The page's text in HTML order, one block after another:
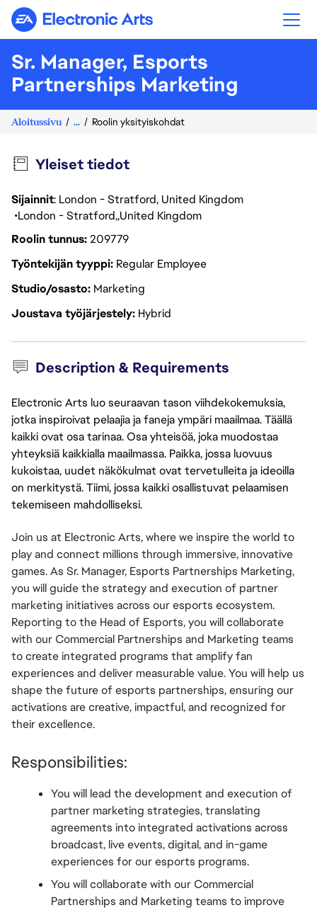
Electronic Arts
Sr. Manager, Esports
Partnerships Marketing
Aloitussivu ... Roolin yksityiskohdat
Yleiset tiedot
Sijainnit: London - Stratford, United Kingdom
London - Stratford United Kingdom
Roolin tunnus209779
Työntekijän tyyppi Regular Employee
Studio/osasto Marketing
Joustava työjärjestely Hybrid
Description & Requirements
Electronic Arts luo seuraavan tason viihdekokemuksia,
jotka inspiroivat pelaajia ja faneja ympäri maailmaa. Täällä
kaikki ovat osa tarinaa. Osa yhteisöä, joka muodostaa
yhteyksiä kaikkialla maailmassa. Paikka, jossa luovuus
kukoistaa, uudet näkökulmat ovat tervetulleita ja ideoilla
on merkitystä. Tiimi, jossa kaikki osallistuvat pelaamisen
tekemiseen mahdolliseksi.
Join us at Electronic Arts, where we inspire the world to
play and connect millions through immersive, innovative
games. As Sr. Manager, Esports Partnerships Marketing,
you will guide the strategy and execution of partner
marketing initiatives across our esports ecosystem.
Reporting to the Head of Esports, you will collaborate
with our Commercial Partnerships and Marketing teams
to create integrated programs that amplify fan
experiences and deliver measurable value. You will help us
shape the future of esports partnerships, ensuring our
activations are creative, impactful, and recognized for
their excellence.
Responsibilities:
You will lead the development and execution of
partner marketing strategies, translating
agreements into integrated activations across
broadcast, live events, digital, and in-game
experiences for our esports programs.
You will collaborate with our Commercial
Partnerships and Marketing teams to improve